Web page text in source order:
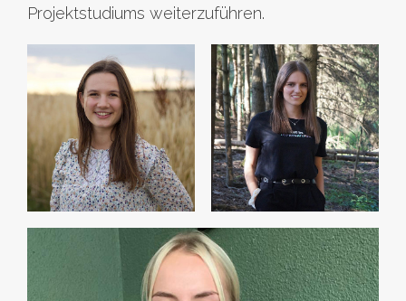
Projektstudiums weiterzuführen.